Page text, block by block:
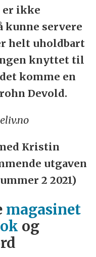
ikke
kunne servere
helt uholdbart
knyttet til
komme en
Devold.
Kristin
utgaven
2 2021)
magasinet
og